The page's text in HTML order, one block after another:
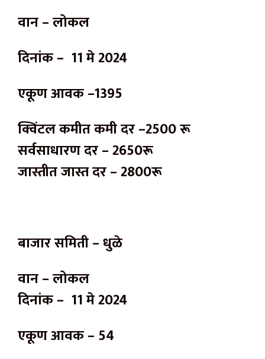
वान – लोकल
दिनांक – 11 मे 2024
एकूण आवक –1395
क्विंटल कमीत कमी दर –2500 रू
सर्वसाधारण दर – 2650रू
जास्तीत जास्त दर – 2800रू
बाजार समिती – धुळे
वान – लोकल
दिनांक – 11 मे 2024
एकूण आवक – 54